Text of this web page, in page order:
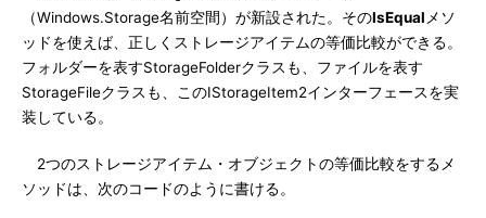
（Windows.Storage名前空間）が新設された。そのIsEqual メソ
ッドを使えば、正しくストレージアイテムの等価比較ができる。
フォルダーを表すStorageFolderクラスも、ファイルを表す
StorageFileクラスも、このIStorageItem2インターフェースを実
装している。
2つのストレージアイテム・オブジェクトの等価比較をするメ
ソッドは、次のコードのように書ける。